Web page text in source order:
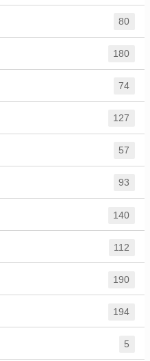
80
180
74
127
57
93
140
112
190
194
5